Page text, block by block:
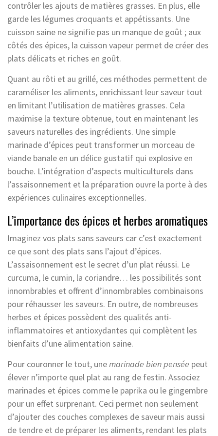
contrôler les ajouts de matières grasses. En plus, elle
garde les légumes croquants et appétissants. Une
cuisson saine ne signifie pas un manque de goût ; aux
côtés des épices, la cuisson vapeur permet de créer des
plats délicats et riches en goût.
Quant au rôti et au grillé, ces méthodes permettent de
caraméliser les aliments, enrichissant leur saveur tout
en limitant l’utilisation de matières grasses. Cela
maximise la texture obtenue, tout en maintenant les
saveurs naturelles des ingrédients. Une simple
marinade d’épices peut transformer un morceau de
viande banale en un délice gustatif qui explosive en
bouche. L’intégration d’aspects multiculturels dans
l’assaisonnement et la préparation ouvre la porte à des
expériences culinaires exceptionnelles.
L’importance des épices et herbes aromatiques
Imaginez vos plats sans saveurs car c’est exactement
ce que sont des plats sans l’ajout d’épices.
L’assaisonnement est le secret d’un plat réussi. Le
curcuma, le cumin, la coriandre… les possibilités sont
innombrables et offrent d’innombrables combinaisons
pour réhausser les saveurs. En outre, de nombreuses
herbes et épices possèdent des qualités anti-
inflammatoires et antioxydantes qui complètent les
bienfaits d’une alimentation saine.
Pour couronner le tout, unemarinade bien pensée peut
élever n’importe quel plat au rang de festin. Associez
marinades et épices comme le paprika ou le gingembre
pour un effet surprenant. Ceci permet non seulement
d’ajouter des couches complexes de saveur mais aussi
de tendre et de préparer les aliments, rendant les plats